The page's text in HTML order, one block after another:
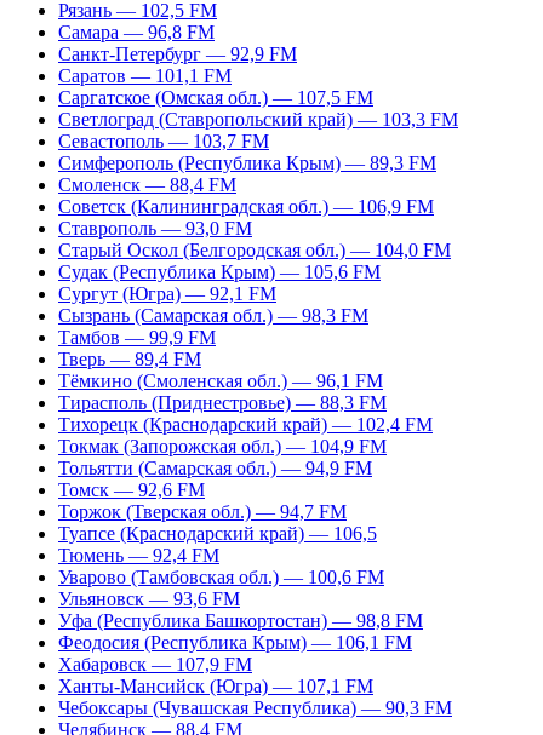
Рязань — 102,5 FM
Самара — 96,8 FM
Санкт-Петербург — 92,9 FM
Саратов — 101,1 FM
Саргатское (Омская обл.) — 107,5 FM
Светлоград (Ставропольский край) — 103,3 FM
Севастополь — 103,7 FM
Симферополь (Республика Крым) — 89,3 FM
Смоленск — 88,4 FM
Советск (Калининградская обл.) — 106,9 FM
Ставрополь — 93,0 FM
Старый Оскол (Белгородская обл.) — 104,0 FM
Судак (Республика Крым) — 105,6 FM
Сургут (Югра) — 92,1 FM
Сызрань (Самарская обл.) — 98,3 FM
Тамбов — 99,9 FM
Тверь — 89,4 FM
Тёмкино (Смоленская обл.) — 96,1 FM
Тирасполь (Приднестровье) — 88,3 FM
Тихорецк (Краснодарский край) — 102,4 FM
Токмак (Запорожская обл.) — 104,9 FM
Тольятти (Самарская обл.) — 94,9 FM
Томск — 92,6 FM
Торжок (Тверская обл.) — 94,7 FM
Туапсе (Краснодарский край) — 106,5
Тюмень — 92,4 FM
Уварово (Тамбовская обл.) — 100,6 FM
Ульяновск — 93,6 FM
Уфа (Республика Башкортостан) — 98,8 FM
Феодосия (Республика Крым) — 106,1 FM
Хабаровск — 107,9 FM
Ханты-Мансийск (Югра) — 107,1 FM
Чебоксары (Чувашская Республика) — 90,3 FM
Челябинск — 88,4 FM